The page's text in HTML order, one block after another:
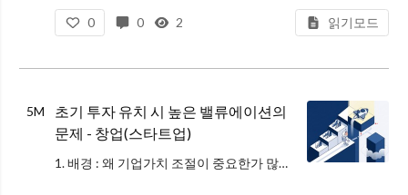
0 0 2 읽기모드
5M
초기 투자 유치 시 높은 밸류에이션의
문제 - 창업(스타트업)
1. 배경 : 왜 기업가치 조절이 중요한가 많은 초기 창업자가 투자를 받을 때 '우리 회사의 가치(Value)'를 최대한 높게 인정받는 것이 승리라고 생각합니다. 물론 높은 가치는 지분 희석을 방지하고 창업자의 권한을 지켜주는